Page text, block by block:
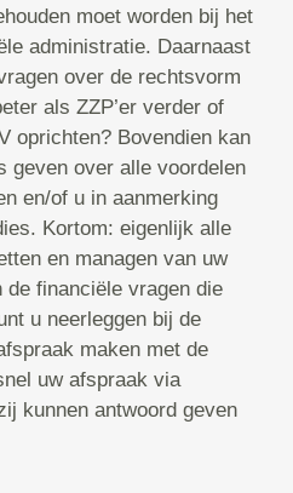
moet worden bij het
administratie. Daarnaast
over de rechtsvorm
als ZZP’er verder of
oprichten? Bovendien kan
geven over alle voordelen
en/of u in aanmerking
Kortom: eigenlijk alle
en managen van uw
financiële vragen die
u neerleggen bij de
maken met de
uw afspraak via
kunnen antwoord geven